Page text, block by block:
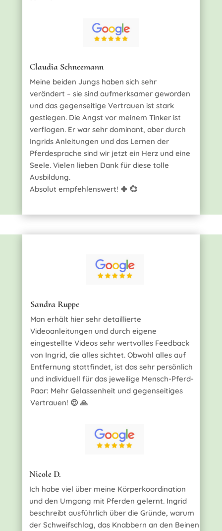
Claudia Schneemann
Meine beiden Jungs haben sich sehr
verändert – sie sind aufmerksamer geworden
und das gegenseitige Vertrauen ist stark
gestiegen. Die Angst vor meinem Tinker ist
verflogen. Er war sehr dominant, aber durch
Ingrids Anleitungen und das Lernen der
Pferdesprache sind wir jetzt ein Herz und eine
Seele. Vielen lieben Dank für diese tolle
Ausbildung.
Absolut empfehlenswert! 🍀 💞
Sandra Ruppe
Man erhält hier sehr detaillierte
Videoanleitungen und durch eigene
eingestellte Videos sehr wertvolles Feedback
von Ingrid, die alles sichtet. Obwohl alles auf
Entfernung stattfindet, ist das sehr persönlich
und individuell für das jeweilige Mensch-Pferd-
Paar: Mehr Gelassenheit und gegenseitiges
Vertrauen! 😍 🙏
Nicole D.
Ich habe viel über meine Körperkoordination
und den Umgang mit Pferden gelernt. Ingrid
beschreibt ausführlich über die Gründe, warum
der Schweifschlag, das Knabbern an den Beinen